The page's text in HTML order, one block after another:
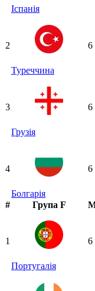
Іспанія
2
Туреччина
6
3
Грузія
6
4
Болгарія
6
# Група F
1
Португалія
6